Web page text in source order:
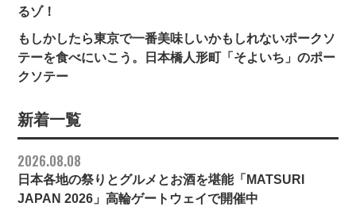
るゾ！
もしかしたら東京で一番美味しいかもしれないポークソ
テーを食べにいこう。日本橋人形町「そよいち」のポー
クソテー
新着一覧
2026.08.08
日本各地の祭りとグルメとお酒を堪能「MATSURI
JAPAN 2026」高輪ゲートウェイで開催中